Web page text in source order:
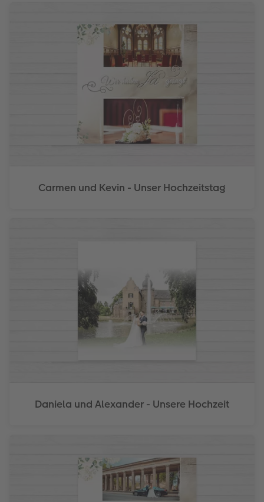
Carmen und Kevin - Unser Hochzeitstag
Daniela und Alexander - Unsere Hochzeit